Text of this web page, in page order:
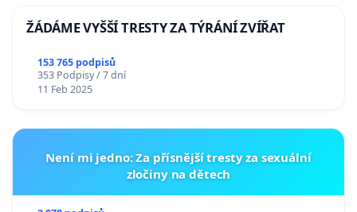
ŽÁDÁME VYŠŠÍ TRESTY ZA TÝRÁNÍ ZVÍŘAT
153 765 podpisů
353 Podpisy / 7 dní
11 Feb 2025
Není mi jedno: Za přísnější tresty za sexuální
zločiny na dětech